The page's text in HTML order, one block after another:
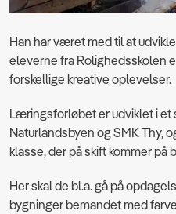
Han har været med til at
eleverne fra Rolighedsskolen
forskellige kreative oplevelser.
Læringsforløbet er udviklet i et
Naturlandsbyen og SMK Thy,
klasse, der på skift kommer på
Her skal de bl.a. gå på
bygninger bemandet med